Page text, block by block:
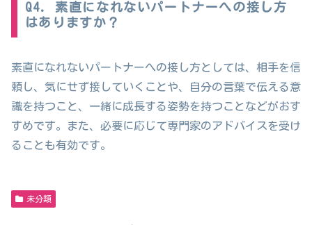
Q4. 素直になれないパートナーへの接し方
はありますか？
素直になれないパートナーへの接し方としては、相手を信
頼し、気にせず接していくことや、自分の言葉で伝える意
識を持つこと、一緒に成長する姿勢を持つことなどがおす
すめです。また、必要に応じて専門家のアドバイスを受け
ることも有効です。
未分類